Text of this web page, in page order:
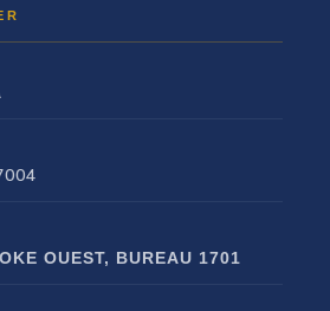
OUEST, BUREAU 1701